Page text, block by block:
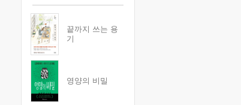
끝까지 쓰는 용
기
영양의 비밀